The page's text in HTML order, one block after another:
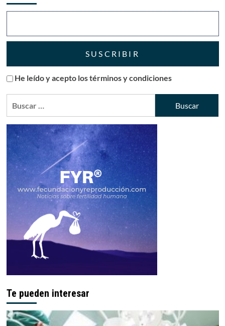
impacto
de
asistida
tasa
de
España
He leído y acepto los términos y condiciones
Te pueden interesar